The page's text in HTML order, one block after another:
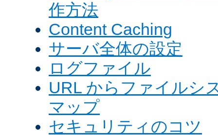
作方法
Content Caching
サーバ全体の設定
ログファイル
URL からファイルシ
マップ
セキュリティのコツ